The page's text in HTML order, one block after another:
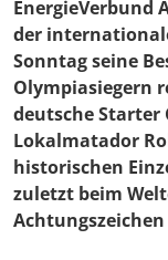
EnergieVerbund
der
Sonntag seine
Olympiasiegern
deutsche Starter
Lokalmatador
historischen
zuletzt beim
Achtungszeichen